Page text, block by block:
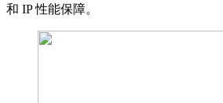
和 IP 性能保障。